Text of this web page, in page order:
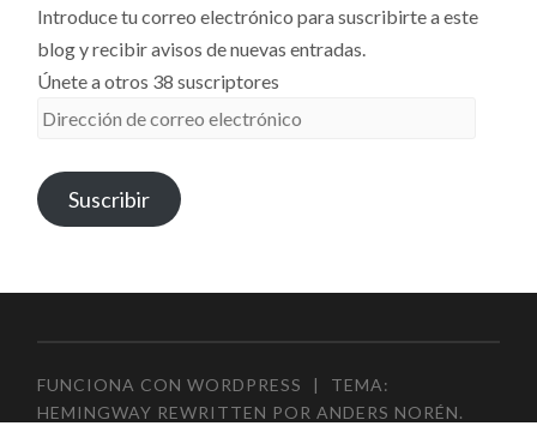
Introduce tu correo electrónico para suscribirte a este
blog y recibir avisos de nuevas entradas.
Únete a otros 38 suscriptores
Dirección
correo
electrónico
Suscribir
FUNCIONA CON WORDPRESS
TEMA:
HEMINGWAY REWRITTEN PORANDERS NORÉN.